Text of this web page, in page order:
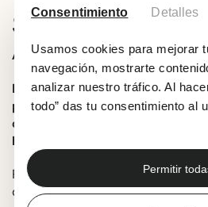
Consentimiento Detalles
Usamos cookies para mejorar
navegación, mostrarte
analizar nuestro tráfico. Al
todo” das tu consentimiento al
Permitir
SOBRE EL
AVISO:
Debido a causas ajenas a Getxo
presentación del libro ‘El
crímenes de Getxo III)’ de Haizea
hoy, 22 de enero, en la Biblioteca
Presentación de libro El akelarre
de Getxo III) a cargo de su autora